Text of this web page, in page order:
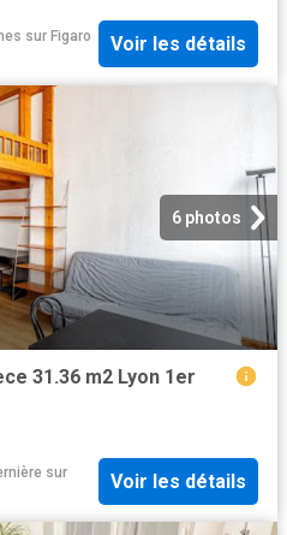
sur Figaro
Voir les détails
6 photos
31.36 m2 Lyon 1er
sur
Voir les détails